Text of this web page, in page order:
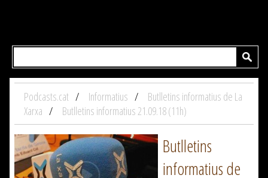
Podcasts.cat Informatius
Butlletins informatius de La
Xarxa
Butlletins informatius 21.09.18 (11h)
Butlletins
informatius de